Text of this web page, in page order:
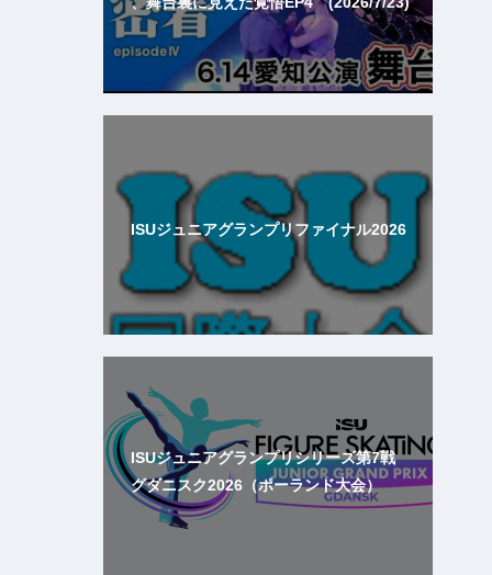
ISUジュニアグランプリファイナル2026
ISUジュニアグランプリシリーズ第7戦
グダニスク2026（ポーランド大会）